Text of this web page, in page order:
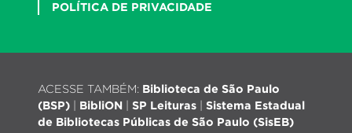
POLÍTICA DE PRIVACIDADE
ACESSE TAMBÉM: Biblioteca de São Paulo
(BSP)
BibliON SP Leituras
Sistema Estadual
de Bibliotecas Públicas de São Paulo (SisEB)